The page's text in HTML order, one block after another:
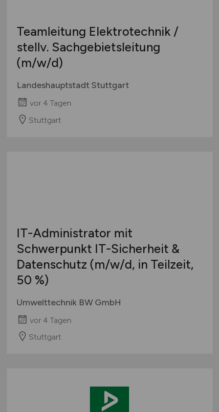
Teamleitung Elektrotechnik /
stellv. Sachgebietsleitung
(m/w/d)
Landeshauptstadt Stuttgart
vor 4 Tagen
Stuttgart
IT-Administrator mit
Schwerpunkt IT-Sicherheit &
Datenschutz (m/w/d, in Teilzeit,
50 %)
Umwelttechnik BW GmbH
vor 4 Tagen
Stuttgart